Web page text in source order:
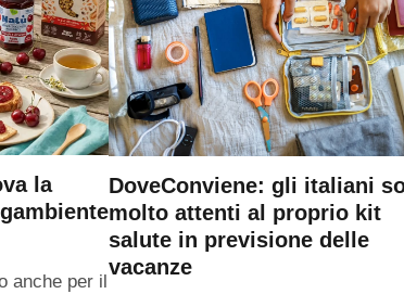
la
anche per il
DoveConviene: gli italiani
molto attenti al proprio kit
salute in previsione delle
vacanze